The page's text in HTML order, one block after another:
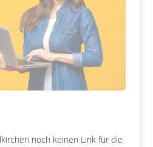
noch keinen Link für die